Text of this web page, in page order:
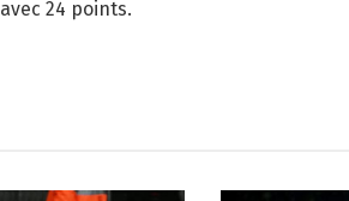
24 points.